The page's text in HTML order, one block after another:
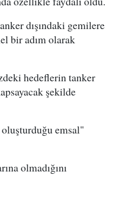
dışındaki gemilere
bir adım olarak
hedeflerin tanker
şekilde
emsal"
olmadığını